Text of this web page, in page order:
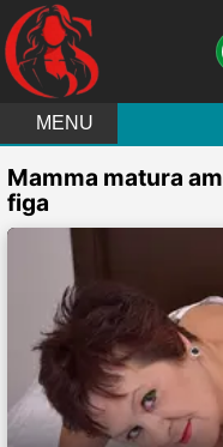
MENU
Mamma matura
figa